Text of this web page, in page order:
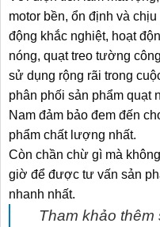
motor bền, ổn định và
động khắc nghiệt, hoạt
nóng, quạt treo tường
sử dụng rộng rãi trong
phân phối sản phẩm quạt
Nam đảm bảo đem đến
phẩm chất lượng nhất.
Còn chần chừ gì mà
giờ để được tư vấn sản
nhanh nhất.
Tham khảo thêm